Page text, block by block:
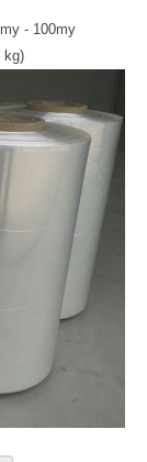
- 100my
kg)